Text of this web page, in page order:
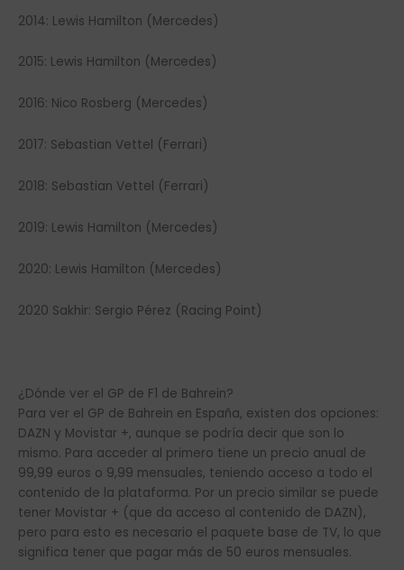
2014: Lewis Hamilton (Mercedes)
2015: Lewis Hamilton (Mercedes)
2016: Nico Rosberg (Mercedes)
2017: Sebastian Vettel (Ferrari)
2018: Sebastian Vettel (Ferrari)
2019: Lewis Hamilton (Mercedes)
2020: Lewis Hamilton (Mercedes)
2020 Sakhir: Sergio Pérez (Racing Point)
¿Dónde ver el GP de F1 de Bahrein?
Para ver el GP de Bahrein en España, existen dos opciones:
DAZN y Movistar +, aunque se podría decir que son lo
mismo. Para acceder al primero tiene un precio anual de
99,99 euros o 9,99 mensuales, teniendo acceso a todo el
contenido de la plataforma. Por un precio similar se puede
tener Movistar + (que da acceso al contenido de DAZN),
pero para esto es necesario el paquete base de TV, lo que
significa tener que pagar más de 50 euros mensuales.